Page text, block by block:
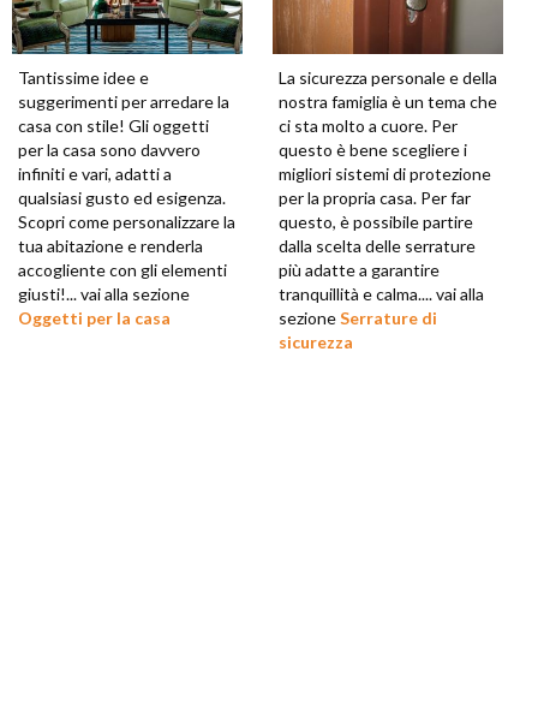
Tantissime idee e
suggerimenti per arredare la
casa con stile! Gli oggetti
per la casa sono davvero
infiniti e vari, adatti a
qualsiasi gusto ed esigenza.
Scopri come personalizzare la
tua abitazione e renderla
accogliente con gli elementi
giusti!... vai alla sezione
Oggetti per la casa
La sicurezza personale e della
nostra famiglia è un tema che
ci sta molto a cuore. Per
questo è bene scegliere i
migliori sistemi di protezione
per la propria casa. Per far
questo, è possibile partire
dalla scelta delle serrature
più adatte a garantire
tranquillità e calma.... vai alla
sezioneSerrature di
sicurezza